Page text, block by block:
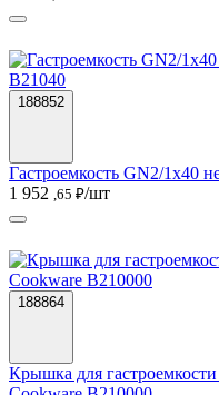
188852
Гастроемкость GN2/1х40
1 952 ,65 ₽/шт
188864
Крышка для